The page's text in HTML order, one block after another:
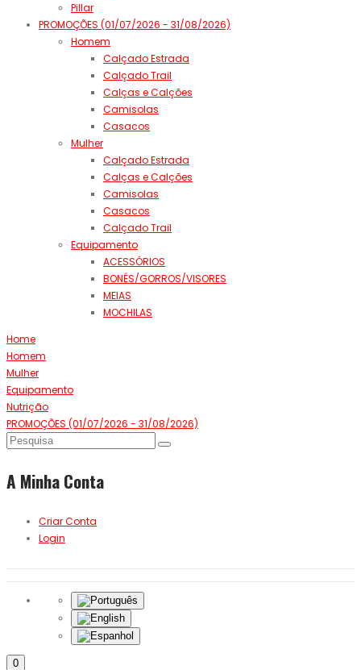
Pillar
PROMOÇÕES (01/07/2026 - 31/08/2026)
Homem
Calçado Estrada
Calçado Trail
Calças e Calções
Camisolas
Casacos
Mulher
Calçado Estrada
Calças e Calções
Camisolas
Casacos
Calçado Trail
Equipamento
ACESSÓRIOS
BONÉS/GORROS/VISORES
MEIAS
MOCHILAS
Home
Homem
Mulher
Equipamento
Nutrição
PROMOÇÕES (01/07/2026 - 31/08/2026)
A Minha Conta
Criar Conta
Login
0